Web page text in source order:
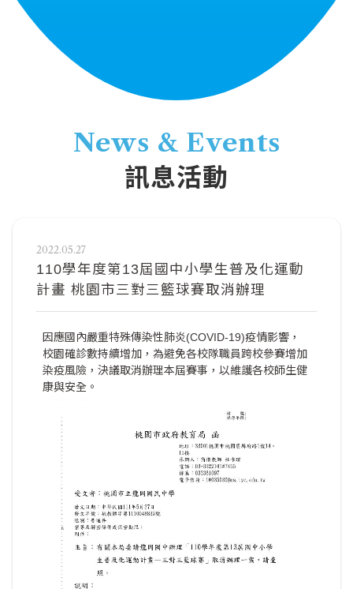
News & Events
訊息活動
2022.05.27
110學年度第13屆國中小學生普及化運動
計畫 桃園市三對三籃球賽取消辦理
因應國內嚴重特殊傳染性肺炎(COVID-19)疫情影響，
校園確診數持續增加，為避免各校隊職員跨校參賽增加
染疫風險，決議取消辦理本屆賽事，以維護各校師生健
康與安全。